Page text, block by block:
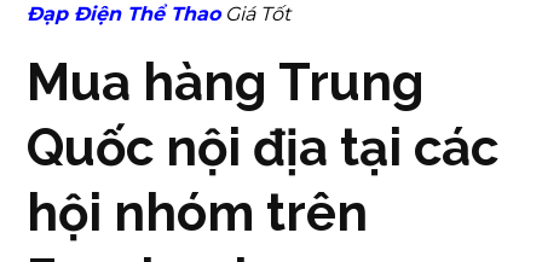
Đạp Điện Thể ThaoGiá Tốt
Mua hàng Trung
Quốc nội địa tại các
hội nhóm trên